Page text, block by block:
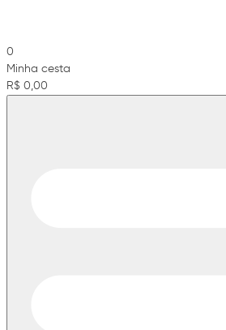
0
Minha cesta
R$ 0,00